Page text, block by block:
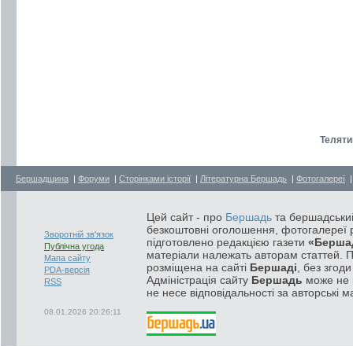
Бершадщина | Форуми | Сторінками історії | Літературна Бершадь | Фотогалереї
Зворотній зв'язок
Публічна угода
Мапа сайту
PDA-версія
RSS
08.01.2026 20:26:11
Цей сайт - про Бершадь та
безкоштовні оголошення, фотогалереї
підготовлено редакцією газети
матеріали належать авторам статтей.
розміщена на сайті Бершаді , без
Адміністрація сайту Бершадь може не
не несе відповідальності за авторські